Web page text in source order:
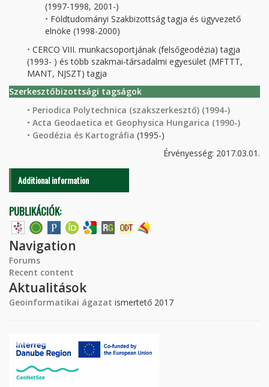
(1997-1998, 2001-)
Földtudományi Szakbizottság tagja és ügyvezető
elnöke (1998-2000)
CERCO VIII. munkacsoportjának (felsőgeodézia) tagja
(1993- ) és több szakmai-társadalmi egyesület (MFTTT,
MANT, NJSZT) tagja
Szerkesztőbizottsági tagságok
Periodica Polytechnica (szakszerkesztő) (1994-)
Acta Geodaetica et Geophysica Hungarica (1990-)
Geodézia és Kartográfia (1995-)
Érvényesség: 2017.03.01.
Additional information
PUBLIKÁCIÓK:
Navigation
Forums
Recent content
Aktualitások
Geoinformatikai ágazat ismertető 2017